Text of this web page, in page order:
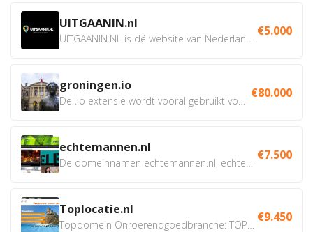
UITGAANIN.nl €5.000
groningen.io €80.000
echtemannen.nl €7.500
Toplocatie.nl €9.450